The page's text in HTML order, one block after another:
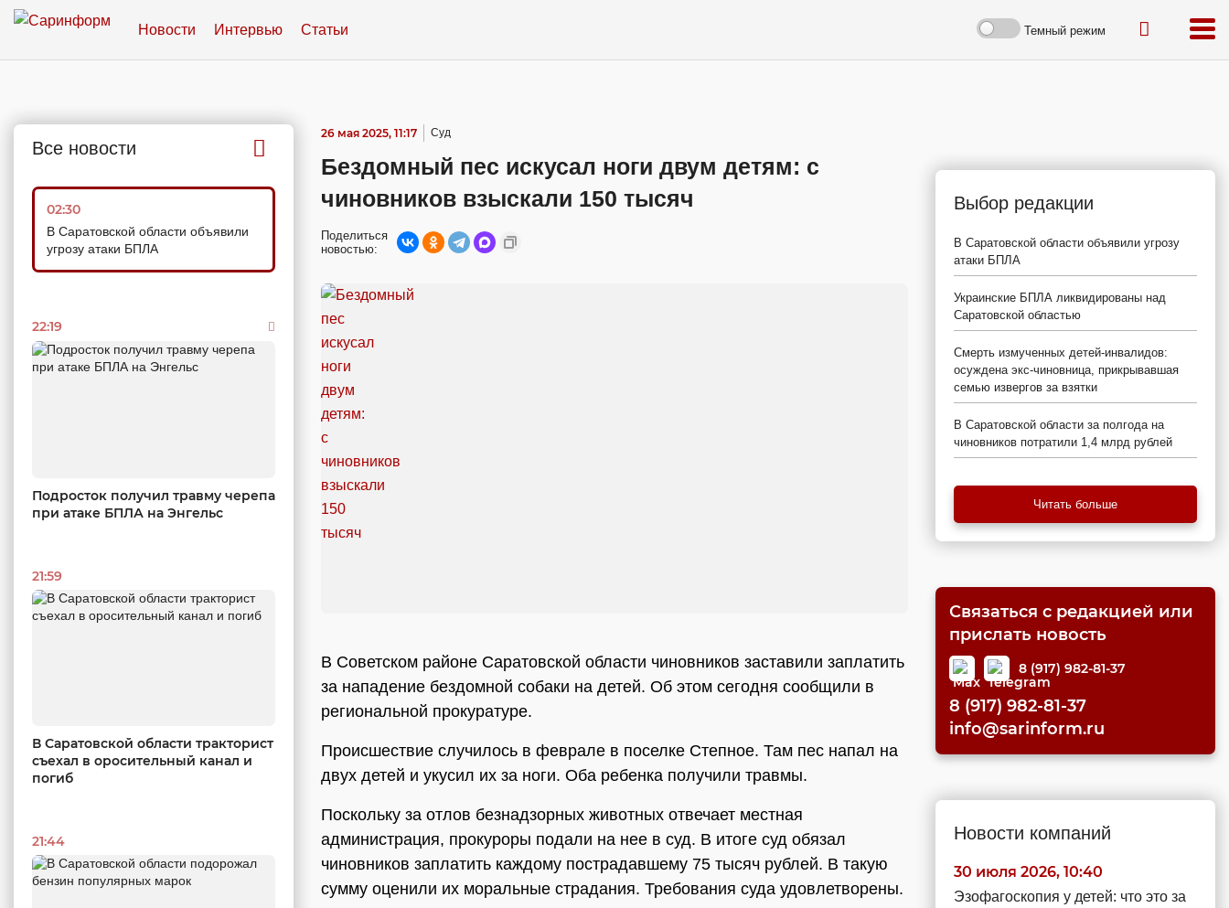
Новости Интервью Статьи Темный режим
Все новости
02:30
В Саратовской области объявили
угрозу атаки БПЛА
22:19
Подросток получил травму черепа
при атаке БПЛА на Энгельс
21:59
В Саратовской области тракторист
съехал в оросительный канал и
погиб
21:44
26 мая 2025, 11:17 Суд
Бездомный пес искусал ноги двум детям: с
чиновников взыскали 150 тысяч
Поделиться
новостью:
В Советском районе Саратовской области чиновников заставили заплатить
за нападение бездомной собаки на детей. Об этом сегодня сообщили в
региональной прокуратуре.
Происшествие случилось в феврале в поселке Степное. Там пес напал на
двух детей и укусил их за ноги. Оба ребенка получили травмы.
Поскольку за отлов безнадзорных животных отвечает местная
администрация, прокуроры подали на нее в суд. В итоге суд обязал
чиновников заплатить каждому пострадавшему 75 тысяч рублей. В такую
сумму оценили их моральные страдания. Требования суда удовлетворены.
Выбор редакции
В Саратовской области объявили угрозу
атаки БПЛА
Украинские БПЛА ликвидированы над
Саратовской областью
Смерть измученных детей-инвалидов:
осуждена экс-чиновница, прикрывавшая
семью извергов за взятки
В Саратовской области за полгода на
чиновников потратили 1,4 млрд рублей
Читать больше
Связаться с редакцией или
прислать новость
8 (917) 982-81-37
8 (917) 982-81-37
info@sarinform.ru
Новости компаний
30 июля 2026, 10:40
Эзофагоскопия у детей: что это за